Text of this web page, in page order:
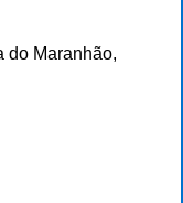
do Maranhão,